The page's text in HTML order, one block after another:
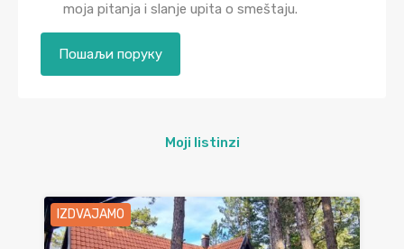
moja pitanja i slanje upita o smeštaju.
Moji listinzi
IZDVAJAMO